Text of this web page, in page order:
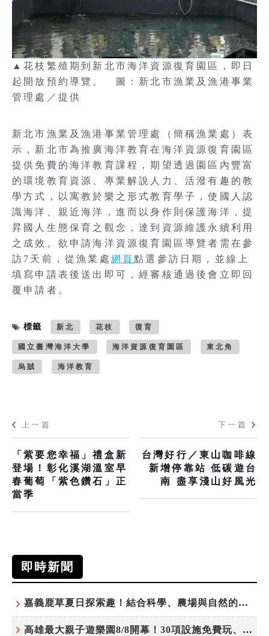
▲花枝繁殖期到新北市海洋資源復育園區，即日
起開放預約導覽。 圖：新北市漁業及漁港事業
管理處／提供
新北市漁業及漁港事業管理處（簡稱漁業處）表
示，新北市為推廣海洋教育在海洋資源復育園區
提供免費的海洋教育課程，期望透過園區內豐富
的環境教育資源、專業解說人力、活潑有趣的教
學方式，以寓教於樂之形式教育學子，使國人認
識海洋、親近海洋，進而以身作則保護海洋，提
昇國人生態保育之觀念，達到資源維護永續利用
之成效。欲申請海洋資源復育園區導覽者需在參
訪7天前，從漁業處 網頁點選參訪日期，並線上
填寫申請表後送出即可，經審核通過後會立即回
覆申請者。
標籤 新北 花枝 復育
國立臺灣海洋大學 海洋資源復育園區 東北角
烏賊 海洋教育
上一篇
「紫要您幸福」禮盒新
登場！彰化溪湖溫室早
春葡萄「紫色鑽石」正
當季
下一篇
台灣好行／東山咖啡線
新增停靠站 低碳遊台
南 盡享淺山好風光
即時新聞
嘉義鹿草夏日探索趣！結合科學、農場與自然的親子小旅行
高雄最大親子遊樂園8/8開幕！30項設施免費玩、YOYO家族嗨翻暑假